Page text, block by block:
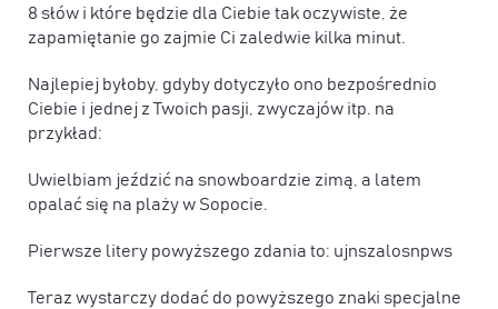
8 słów i które będzie dla Ciebie tak oczywiste, że
zapamiętanie go zajmie Ci zaledwie kilka minut.
Najlepiej byłoby, gdyby dotyczyło ono bezpośrednio
Ciebie i jednej z Twoich pasji, zwyczajów itp. na
przykład:
Uwielbiam jeździć na snowboardzie zimą, a latem
opalać się na plaży w Sopocie.
Pierwsze litery powyższego zdania to: ujnszalosnpws
Teraz wystarczy dodać do powyższego znaki specjalne